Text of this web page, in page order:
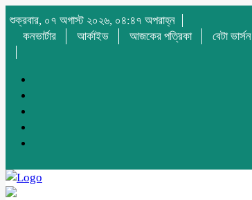
শুক্রবার, ০৭ অগাস্ট ২০২৬, ০৪:৪৭ অপরাহ্ন
কনভার্টার
আর্কাইভ আজকের পত্রিকা বেটা ভার্সন